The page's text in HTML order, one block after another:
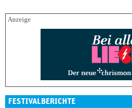
FESTIVALBERICHTE